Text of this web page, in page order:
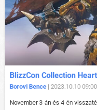
BlizzCon Collection
Borovi Bence | 2023.10.10 09:00
November 3-án és 4-én